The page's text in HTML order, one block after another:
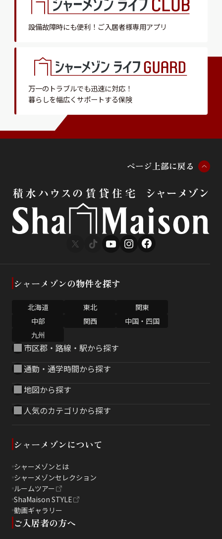
設備故障時にも便利！ ご入居者様専用アプリ
万一のトラブルでも迅速に対応！
暮らしを幅広くサポートする保険
ページ 上部に戻る
シャーメゾンの物件を探す
北海道 東北
関東
中部
関西
中国・四国
九州
市区郡・路線・駅から探す
通勤・通学時間から探す
地図から探す
人気のカテゴリから探す
シャーメゾンについて
シャーメゾンとは
シャーメゾンセレクション
ルームツアー
ShaMaison STYLE
動画ギャラリー
ご入居者の方へ